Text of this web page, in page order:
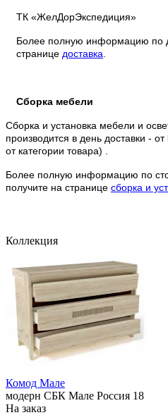
ТК «ЖелДорЭкспедиция»
Более полную информацию по
странице доставка
Сборка мебели
Сборка и установка мебели и
производится в день доставки -
от категории товара) .
Более полную информацию по
получите на странице сборка и
Коллекция
Комод Мале
модерн СБК Мале Россия 18
На заказ